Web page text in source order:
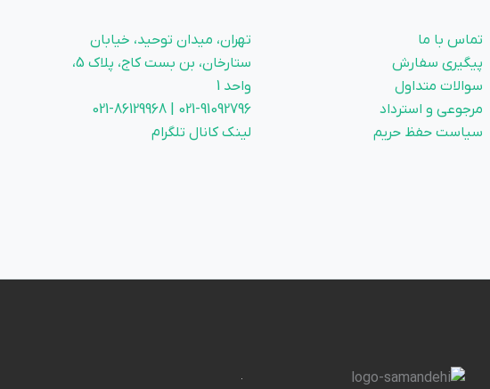
تماس با ما
پیگیری سفارش
سوالات متداول
مرجوعی و استرداد
سیاست حفظ حریم
تهران، میدان توحید، خیابان
ستارخان، بن بست کاج، پلاک 5،
واحد 1
021-91092796 | 021-86129968
لینک کانال تلگرام